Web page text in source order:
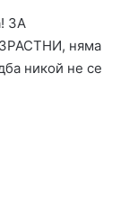
ЗА
няма
никой не се